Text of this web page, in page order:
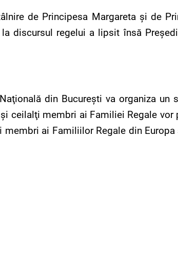
de Principesa Margareta şi de
discursul regelui a lipsit însă
din Bucureşti va organiza
ceilalţi membri ai Familiei Regale
membri ai Familiilor Regale din